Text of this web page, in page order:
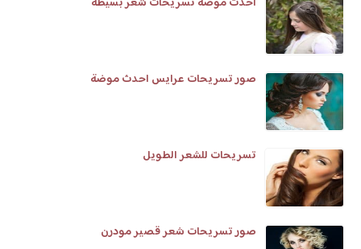
صور تسريحات عرايس احدث موضة
تسريحات للشعر الطويل
صور تسريحات شعر قصير مودرن